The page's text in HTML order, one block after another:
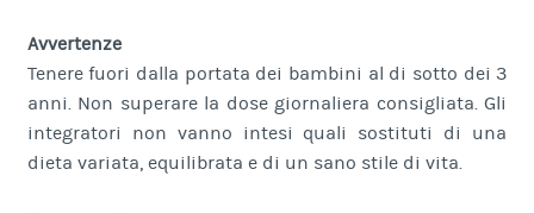
Avvertenze
Tenere fuori dalla portata dei bambini al di sotto dei 3
anni. Non superare la dose giornaliera consigliata. Gli
integratori non vanno intesi quali sostituti di una
dieta variata, equilibrata e di un sano stile di vita.